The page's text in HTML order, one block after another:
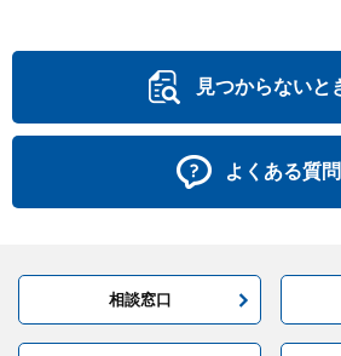
見つからないと
よくある質問
相談窓口